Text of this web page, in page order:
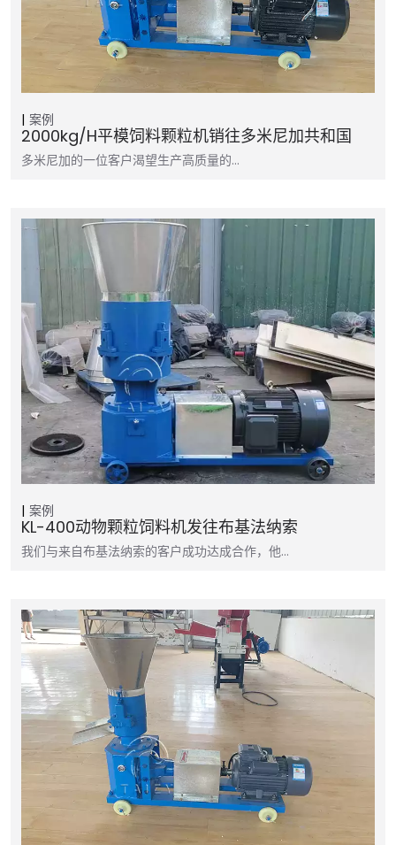
案例
2000kg/h平模饲料颗粒机销往多米尼加共和国
多米尼加的一位客户渴望生产高质量的…
案例
KL-400动物颗粒饲料机发往布基法纳索
我们与来自布基法纳索的客户成功达成合作，他…